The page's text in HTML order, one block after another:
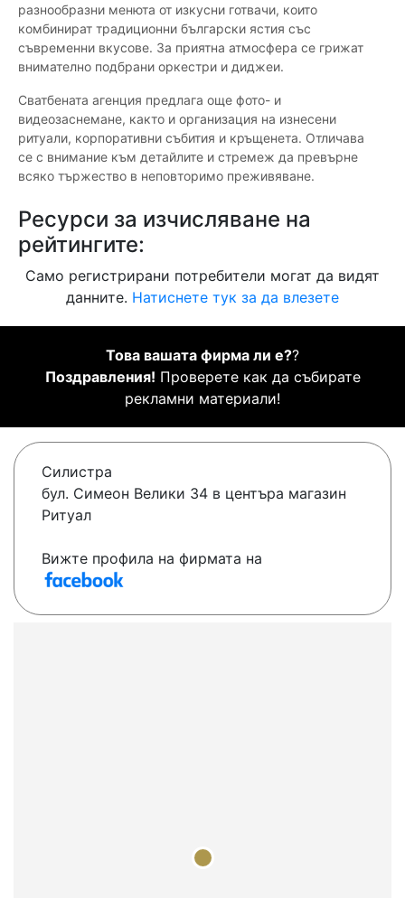
разнообразни менюта от изкусни готвачи, които
комбинират традиционни български ястия със
съвременни вкусове. За приятна атмосфера се грижат
внимателно подбрани оркестри и диджеи.
Сватбената агенция предлага още фото- и
видеозаснемане, както и организация на изнесени
ритуали, корпоративни събития и кръщенета. Отличава
се с внимание към детайлите и стремеж да превърне
всяко тържество в неповторимо преживяване.
Ресурси за изчисляване на
рейтингите:
Само регистрирани потребители могат да видят
данните. Натиснете тук за да влезете
Това вашата фирма ли е??
Поздравления! Проверете как да събирате
рекламни материали!
Силистра
бул. Симеон Велики 34 в центъра магазин
Ритуал
Вижте профила на фирмата на